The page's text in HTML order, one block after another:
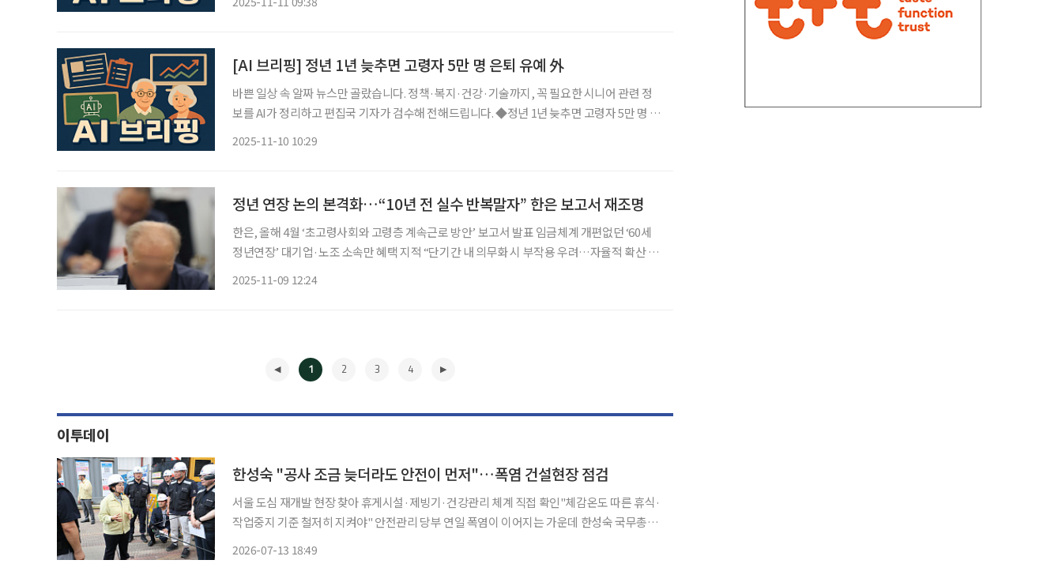
[AI 브리핑] 정년 1년 늦추면 고령자 5만 명 은퇴 유예 外
바쁜 일상 속 알짜 뉴스만 골랐습니다. 정책·복지·건강·기술까지, 꼭 필요한 시니어 관련 정
보를 AI가 정리하고 편집국 기자가 검수해 전해드립니다. ◆정년 1년 늦추면 고령자 5만 명 은
2025-11-10 10:29
정년 연장 논의 본격화…“10년 전 실수 반복말자” 한은 보고서 재조명
한은, 올해 4월 ‘초고령사회와 고령층 계속근로 방안’ 보고서 발표 임금체계 개편없던 ‘60세
정년연장’ 대기업·노조 소속만 혜택 지적 “단기간 내 의무화 시 부작용 우려…자율적 확산 후
2025-11-09 12:24
1 2 3 4
이투데이
한성숙 "공사 조금 늦더라도 안전이 먼저"…폭염 건설현장 점검
서울 도심 재개발 현장 찾아 휴게시설·제빙기·건강관리 체계 직접 확인"체감온도 따른 휴식·
작업중지 기준 철저히 지켜야" 안전관리 당부 연일 폭염이 이어지는 가운데 한성숙 국무총리
2026-07-13 18:49